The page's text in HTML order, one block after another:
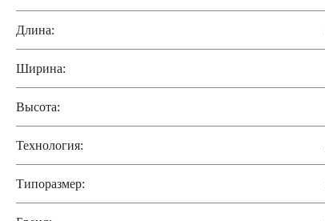
Длина:
Ширина:
Высота:
Технология:
Типоразмер: